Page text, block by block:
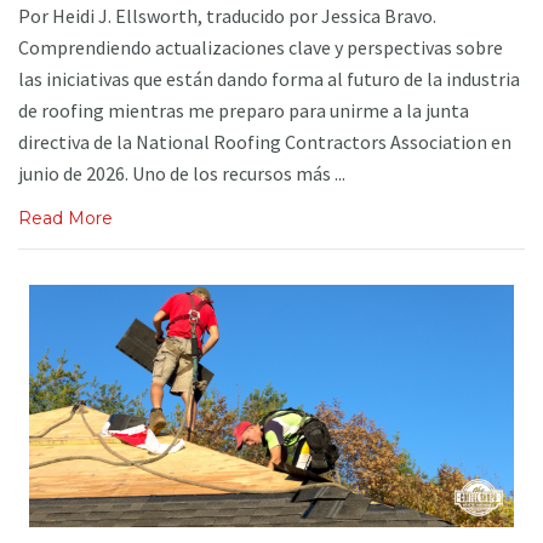
Por Heidi J. Ellsworth, traducido por Jessica Bravo.
Comprendiendo actualizaciones clave y perspectivas sobre
las iniciativas que están dando forma al futuro de la industria
de roofing mientras me preparo para unirme a la junta
directiva de la National Roofing Contractors Association en
junio de 2026. Uno de los recursos más ...
Read More